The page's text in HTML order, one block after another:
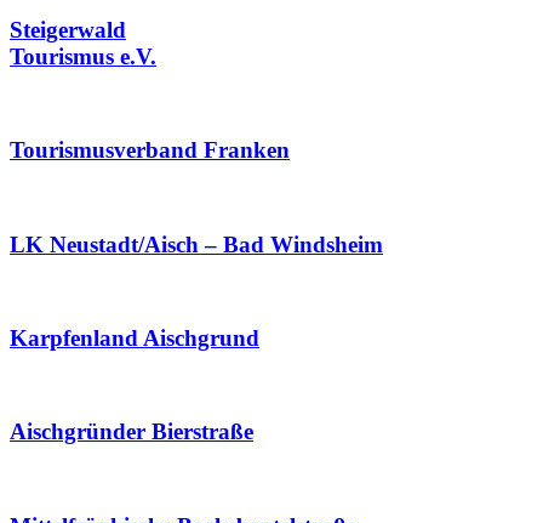
Steigerwald
Tourismus e.V.
Tourismusverband Franken
LK Neustadt/Aisch – Bad Windsheim
Karpfenland Aischgrund
Aischgründer Bierstraße